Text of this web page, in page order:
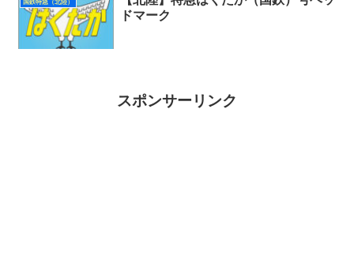
国鉄特急（北陸）
ドマーク
スポンサーリンク